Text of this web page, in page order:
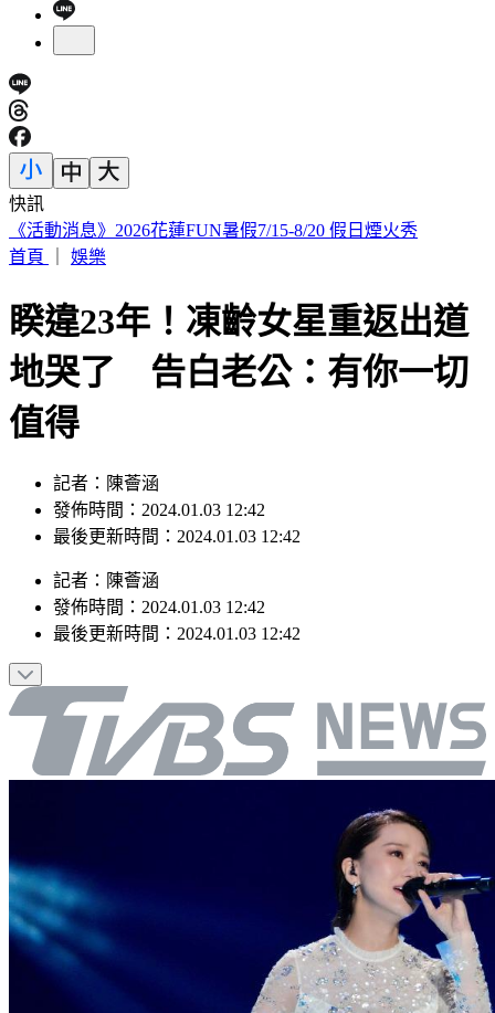
快訊
白海豚颱風「紮實雨帶」又來了！鄭明典急籲：晚上別出門
首頁
娛樂
睽違23年！凍齡女星重返出道
地哭了 告白老公：有你一切
值得
記者：陳薈涵
發佈時間：2024.01.03 12:42
最後更新時間：2024.01.03 12:42
記者 ： 陳薈涵
發佈時間： 2024.01.03 12:42
最後更新時間： 2024.01.03 12:42